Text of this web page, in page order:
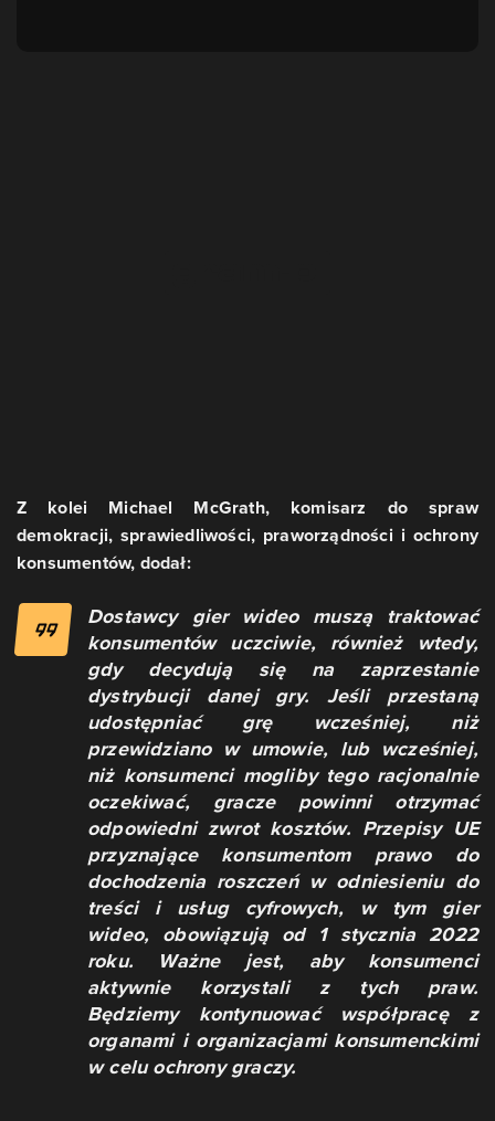
Z kolei Michael McGrath, komisarz do spraw
demokracji, sprawiedliwości, praworządności i ochrony
konsumentów, dodał:
Dostawcy gier wideo muszą traktować
konsumentów uczciwie, również wtedy,
gdy decydują się na zaprzestanie
dystrybucji danej gry. Jeśli przestaną
udostępniać grę wcześniej, niż
przewidziano w umowie, lub wcześniej,
niż konsumenci mogliby tego racjonalnie
oczekiwać, gracze powinni otrzymać
odpowiedni zwrot kosztów. Przepisy UE
przyznające konsumentom prawo do
dochodzenia roszczeń w odniesieniu do
treści i usług cyfrowych, w tym gier
wideo, obowiązują od 1 stycznia 2022
roku. Ważne jest, aby konsumenci
aktywnie korzystali z tych praw.
Będziemy kontynuować współpracę z
organami i organizacjami konsumenckimi
w celu ochrony graczy.